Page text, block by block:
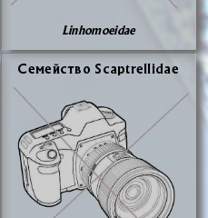
Linhomoeidae
Се­мей­ство Scaptrellidae